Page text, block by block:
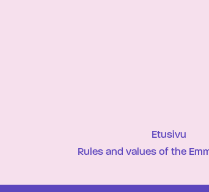
Etusivu
Rules and values of the